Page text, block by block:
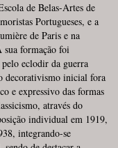
de Belas-Artes de
Portugueses, e a
de Paris e na
sua formação foi
eclodir da guerra
decorativismo inicial fora
e expressivo das formas
através do
individual em 1919,
integrando-se